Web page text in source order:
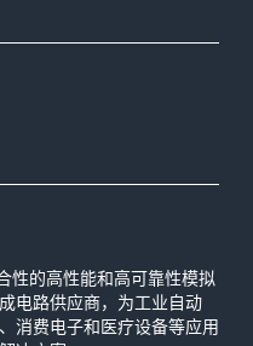
性的高性能和高可靠性模拟
电路供应商，为工业自动
消费电子和医疗设备等应用